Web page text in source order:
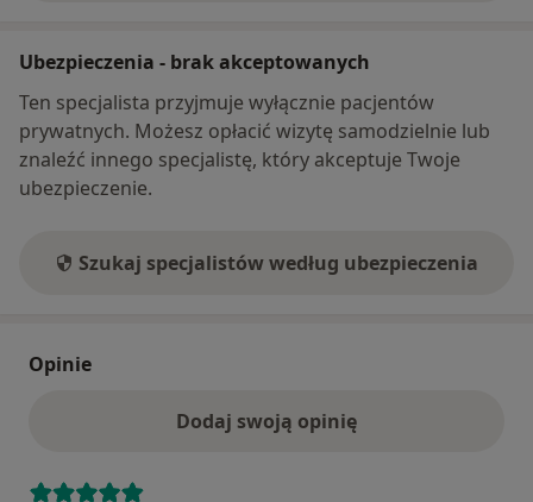
Ubezpieczenia - brak akceptowanych
Ten specjalista przyjmuje wyłącznie pacjentów
prywatnych. Możesz opłacić wizytę samodzielnie lub
znaleźć innego specjalistę, który akceptuje Twoje
ubezpieczenie.
Szukaj specjalistów według ubezpieczenia
Opinie
Dodaj swoją opinię